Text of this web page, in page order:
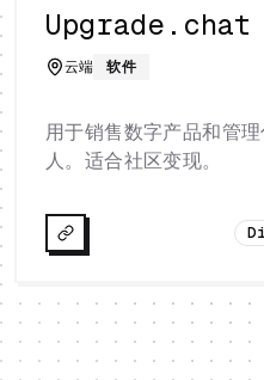
Upgrade.chat
云端 软件
用于销售数字产品和管
人。适合社区变现。